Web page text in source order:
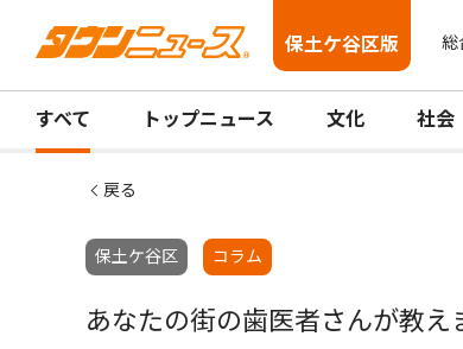
保土ケ谷区版 総
すべて トップニュース 文化 社会
戻る
保土ケ谷区 コラム
あなたの街の歯医者さんが教